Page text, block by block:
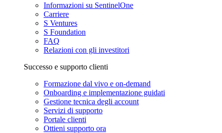
Informazioni su SentinelOne
Carriere
S Ventures
S Foundation
FAQ
Relazioni con gli investitori
Successo e supporto clienti
Formazione dal vivo e on-demand
Onboarding e implementazione guidati
Gestione tecnica degli account
Servizi di supporto
Portale clienti
Ottieni supporto ora